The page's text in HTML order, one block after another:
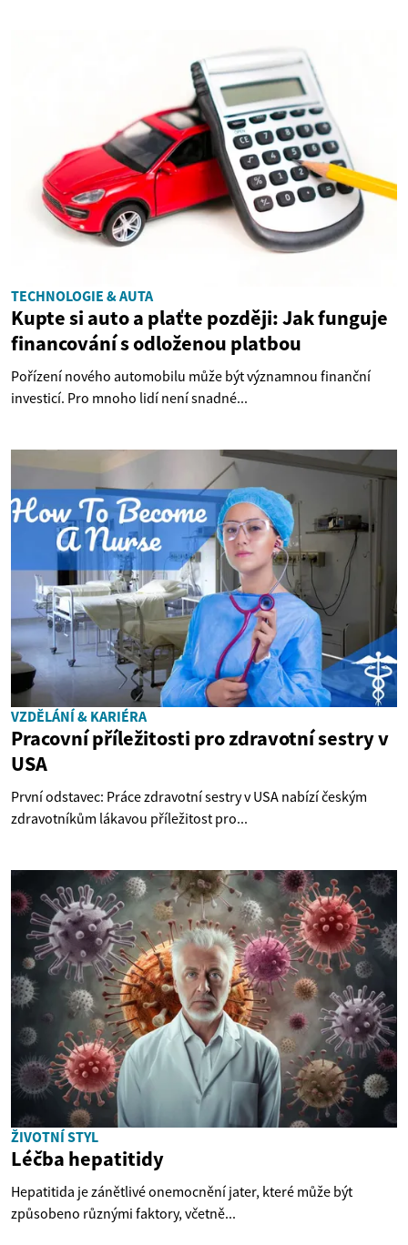
TECHNOLOGIE & AUTA
Kupte si auto a plaťte později: Jak funguje
financování s odloženou platbou
Pořízení nového automobilu může být významnou finanční
investicí. Pro mnoho lidí není snadné...
VZDĚLÁNÍ & KARIÉRA
Pracovní příležitosti pro zdravotní sestry v
USA
První odstavec: Práce zdravotní sestry v USA nabízí českým
zdravotníkům lákavou příležitost pro...
ŽIVOTNÍ STYL
Léčba hepatitidy
Hepatitida je zánětlivé onemocnění jater, které může být
způsobeno různými faktory, včetně...